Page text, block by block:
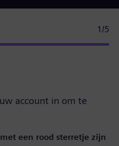
1 /5
account in om te
een rood sterretje zijn